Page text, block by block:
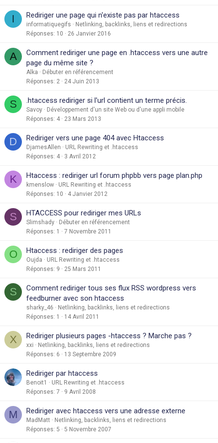
I Rediriger une page qui n'existe pas par htaccess
informatiquegifs
Netlinking, backlinks, liens et redirections
Réponses 10 26 Janvier 2016
A
Comment rediriger une page en .htaccess vers une autre
page du même site ?
Alka
Débuter en référencement
Réponses 2 24 Juin 2013
S .htaccess rediriger si l'url contient un terme précis.
Savoy
Développement d'un site Web ou d'une appli mobile
Réponses 4 23 Mars 2013
D Rediriger vers une page 404 avec Htaccess
DjamesAllen
URL Rewriting et .htaccess
Réponses 4 3 Avril 2012
K Htaccess : rediriger url forum phpbb vers page plan.php
kmenslow
URL Rewriting et .htaccess
Réponses 10 4 Janvier 2012
S HTACCESS pour rediriger mes URLs
Slimshady
Débuter en référencement
Réponses 1 7 Novembre 2011
O Htaccess : rediriger des pages
Oujda
URL Rewriting et .htaccess
Réponses 9 25 Mars 2011
S
Comment rediriger tous ses flux RSS wordpress vers
feedburner avec son htaccess
sharky_46
Netlinking, backlinks, liens et redirections
Réponses 1 14 Avril 2011
X Rediriger plusieurs pages -htaccess ? Marche pas ?
xxi
Netlinking, backlinks, liens et redirections
Réponses 6 13 Septembre 2009
Rediriger par htaccess
Benoit1
URL Rewriting et .htaccess
Réponses 7 9 Avril 2008
M Rediriger avec htaccess vers une adresse externe
MadMatt
Netlinking, backlinks, liens et redirections
Réponses 5 5 Novembre 2007